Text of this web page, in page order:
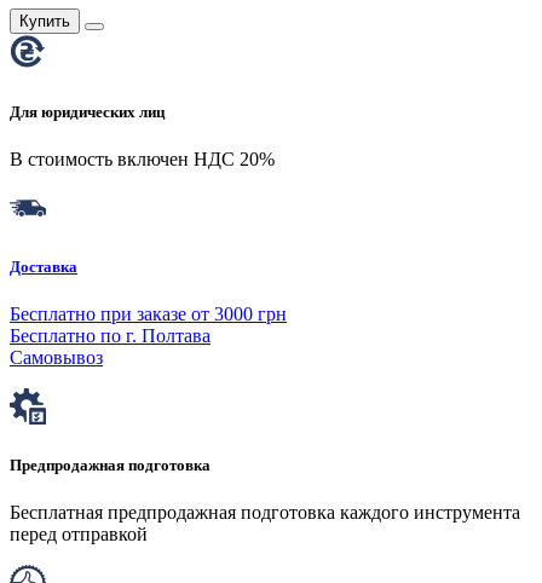
Купить
Для юридических лиц
В стоимость включен НДС 20%
Доставка
Бесплатно при заказе от 3000 грн
Бесплатно по г. Полтава
Самовывоз
Предпродажная подготовка
Бесплатная предпродажная подготовка каждого инструмента
перед отправкой